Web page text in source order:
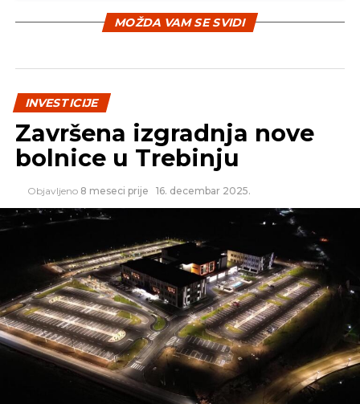
naveo je Jeftić.
REKLAMA
Jeftić kaže da je u okviru Hitnog projekta oporavka
od poplava za obnovu lokalne infrastrukture
planirano ukupno 20.470.687 KM.
Ministarstvo finansija Republike Srpske donijelo je
odluku da ova sredstva opštinama budu plasirana
na kreditnoj osnovi i u ovaj dio projekta uključeno
je 18 opština, koje su kandidovale ukupno 173
potprojekta u ukupnoj vrijednosti 15 miliona KM.
MOŽDA VAM SE SVIDI
INVESTICIJE
Završena izgradnja nove
bolnice u Trebinju
Objavljeno 8 meseci prije 16. decembar 2025.